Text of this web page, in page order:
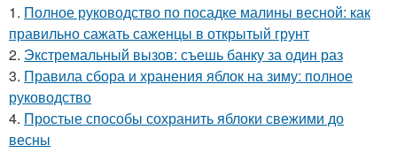
1. Полное руководство по посадке малины весной: как
правильно сажать саженцы в открытый грунт
2. Экстремальный вызов: съешь банку за один раз
3. Правила сбора и хранения яблок на зиму: полное
руководство
4. Простые способы сохранить яблоки свежими до
весны